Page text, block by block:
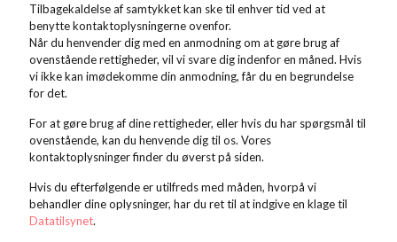
Tilbagekaldelse af samtykket kan ske til enhver tid ved at
benytte kontaktoplysningerne ovenfor.
Når du henvender dig med en anmodning om at gøre brug af
ovenstående rettigheder, vil vi svare dig indenfor en måned. Hvis
vi ikke kan imødekomme din anmodning, får du en begrundelse
for det.
For at gøre brug af dine rettigheder, eller hvis du har spørgsmål til
ovenstående, kan du henvende dig til os. Vores
kontaktoplysninger finder du øverst på siden.
Hvis du efterfølgende er utilfreds med måden, hvorpå vi
behandler dine oplysninger, har du ret til at indgive en klage til
Datatilsynet.